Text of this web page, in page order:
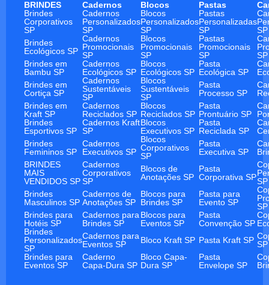
BRINDES Cadernos Blocos Pastas
Brindes
Corporativos
SP
Cadernos
Personalizados
SP
Blocos
Personalizados
SP
Pastas
Personalizadas
SP
SP
Brindes
Ecológicos SP
Cadernos
Promocionais
SP
Blocos
Promocionais
SP
Pastas
Promocionais
SP
SP
Brindes em
Bambu SP
Cadernos
Ecológicos SP
Blocos
Ecológicos SP
Pasta
Ecológica SP
Brindes em
Cortiça SP
Cadernos
Sustentáveis
SP
Blocos
Sustentáveis
SP
Pasta
Processo SP
Brindes em
Kraft SP
Cadernos
Reciclados SP
Blocos
Reciclados SP
Pasta
Prontuário SP
Brindes
Esportivos SP
Cadernos Kraft
SP
Blocos
Executivos SP
Pasta
Reciclada SP
Brindes
Femininos SP
Cadernos
Executivos SP
Blocos
Corporativos
SP
Pasta
Executiva SP
BRINDES
MAIS
VENDIDOS SP
Cadernos
Corporativos
SP
Blocos de
Anotações SP
Pasta
Corporativa SPSP
Brindes
Masculinos SP
Cadernos de
Anotações SP
Blocos para
Brindes SP
Pasta para
Evento SP
SP
Brindes para
Hotéis SP
Cadernos para
Brindes SP
Blocos para
Eventos SP
Pasta
Convenção SP
Brindes
Personalizados
SP
Cadernos para
Eventos SP
Bloco Kraft SP Pasta Kraft SP SP
Brindes para
Eventos SP
Caderno
Capa-Dura SP
Bloco Capa-
Dura SP
Pasta
Envelope SP